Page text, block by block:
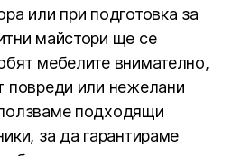
или при подготовка за
майстори ще се
мебелите внимателно,
повреди или нежелани
подходящи
за да гарантираме